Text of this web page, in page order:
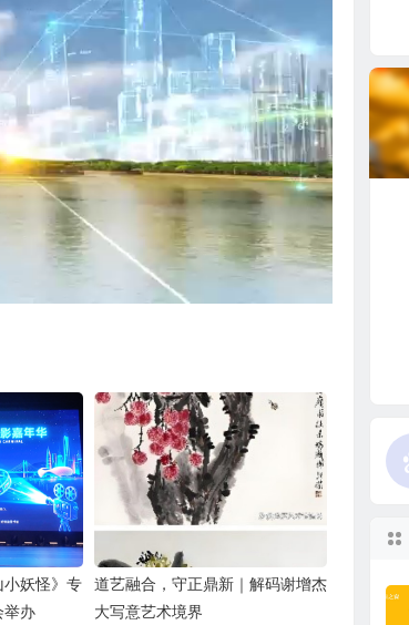
小妖怪》专
举办
道艺融合，守正鼎新｜解码谢增杰
大写意艺术境界